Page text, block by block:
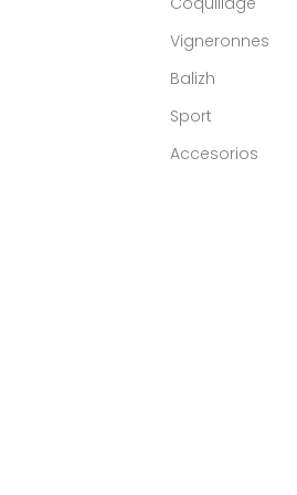
Vigneronnes
Balizh
Sport
Accesorios